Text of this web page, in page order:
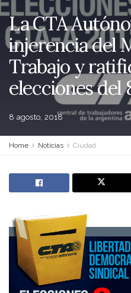
La CTA
injerencia del
Trabajo y
elecciones del
8 agosto, 2018
Home Noticias Ciudad